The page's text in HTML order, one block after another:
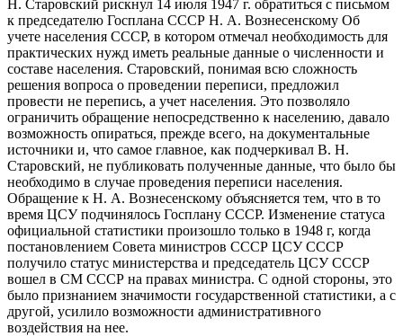
Н. Старовский рискнул 14 июля 1947 г. обратиться с письмом
к председателю Госплана СССР Н. А. Вознесенскому Об
учете населения СССР, в котором отмечал необходимость для
практических нужд иметь реальные данные о численности и
составе населения. Старовский, понимая всю сложность
решения вопроса о проведении переписи, предложил
провести не перепись, а учет населения. Это позволяло
ограничить обращение непосредственно к населению, давало
возможность опираться, прежде всего, на документальные
источники и, что самое главное, как подчеркивал В. Н.
Старовский, не публиковать полученные данные, что было бы
необходимо в случае проведения переписи населения.
Обращение к Н. А. Вознесенскому объясняется тем, что в то
время ЦСУ подчинялось Госплану СССР. Изменение статуса
официальной статистики произошло только в 1948 г, когда
постановлением Совета министров СССР ЦСУ СССР
получило статус министерства и председатель ЦСУ СССР
вошел в СМ СССР на правах министра. С одной стороны, это
было признанием значимости государственной статистики, а с
другой, усилило возможности административного
воздействия на нее.